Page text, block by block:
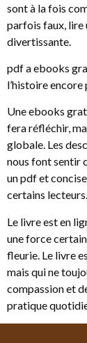
sont à la fois
parfois faux, lire
divertissante.
pdf a ebooks
l’histoire
Une ebooks
fera réfléchir,
globale. Les
nous font sentir
un pdf et
certains lecteurs.
Le livre est en
une force
fleurie. Le livre
mais qui ne
compassion et
pratique